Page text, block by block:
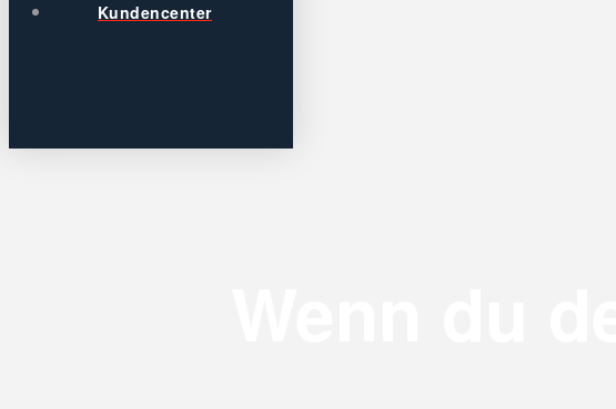
Kundencenter